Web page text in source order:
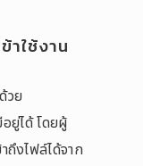
าใช้งาน
วย
ได้ โดยผู้
ถึงไฟล์ได้จาก